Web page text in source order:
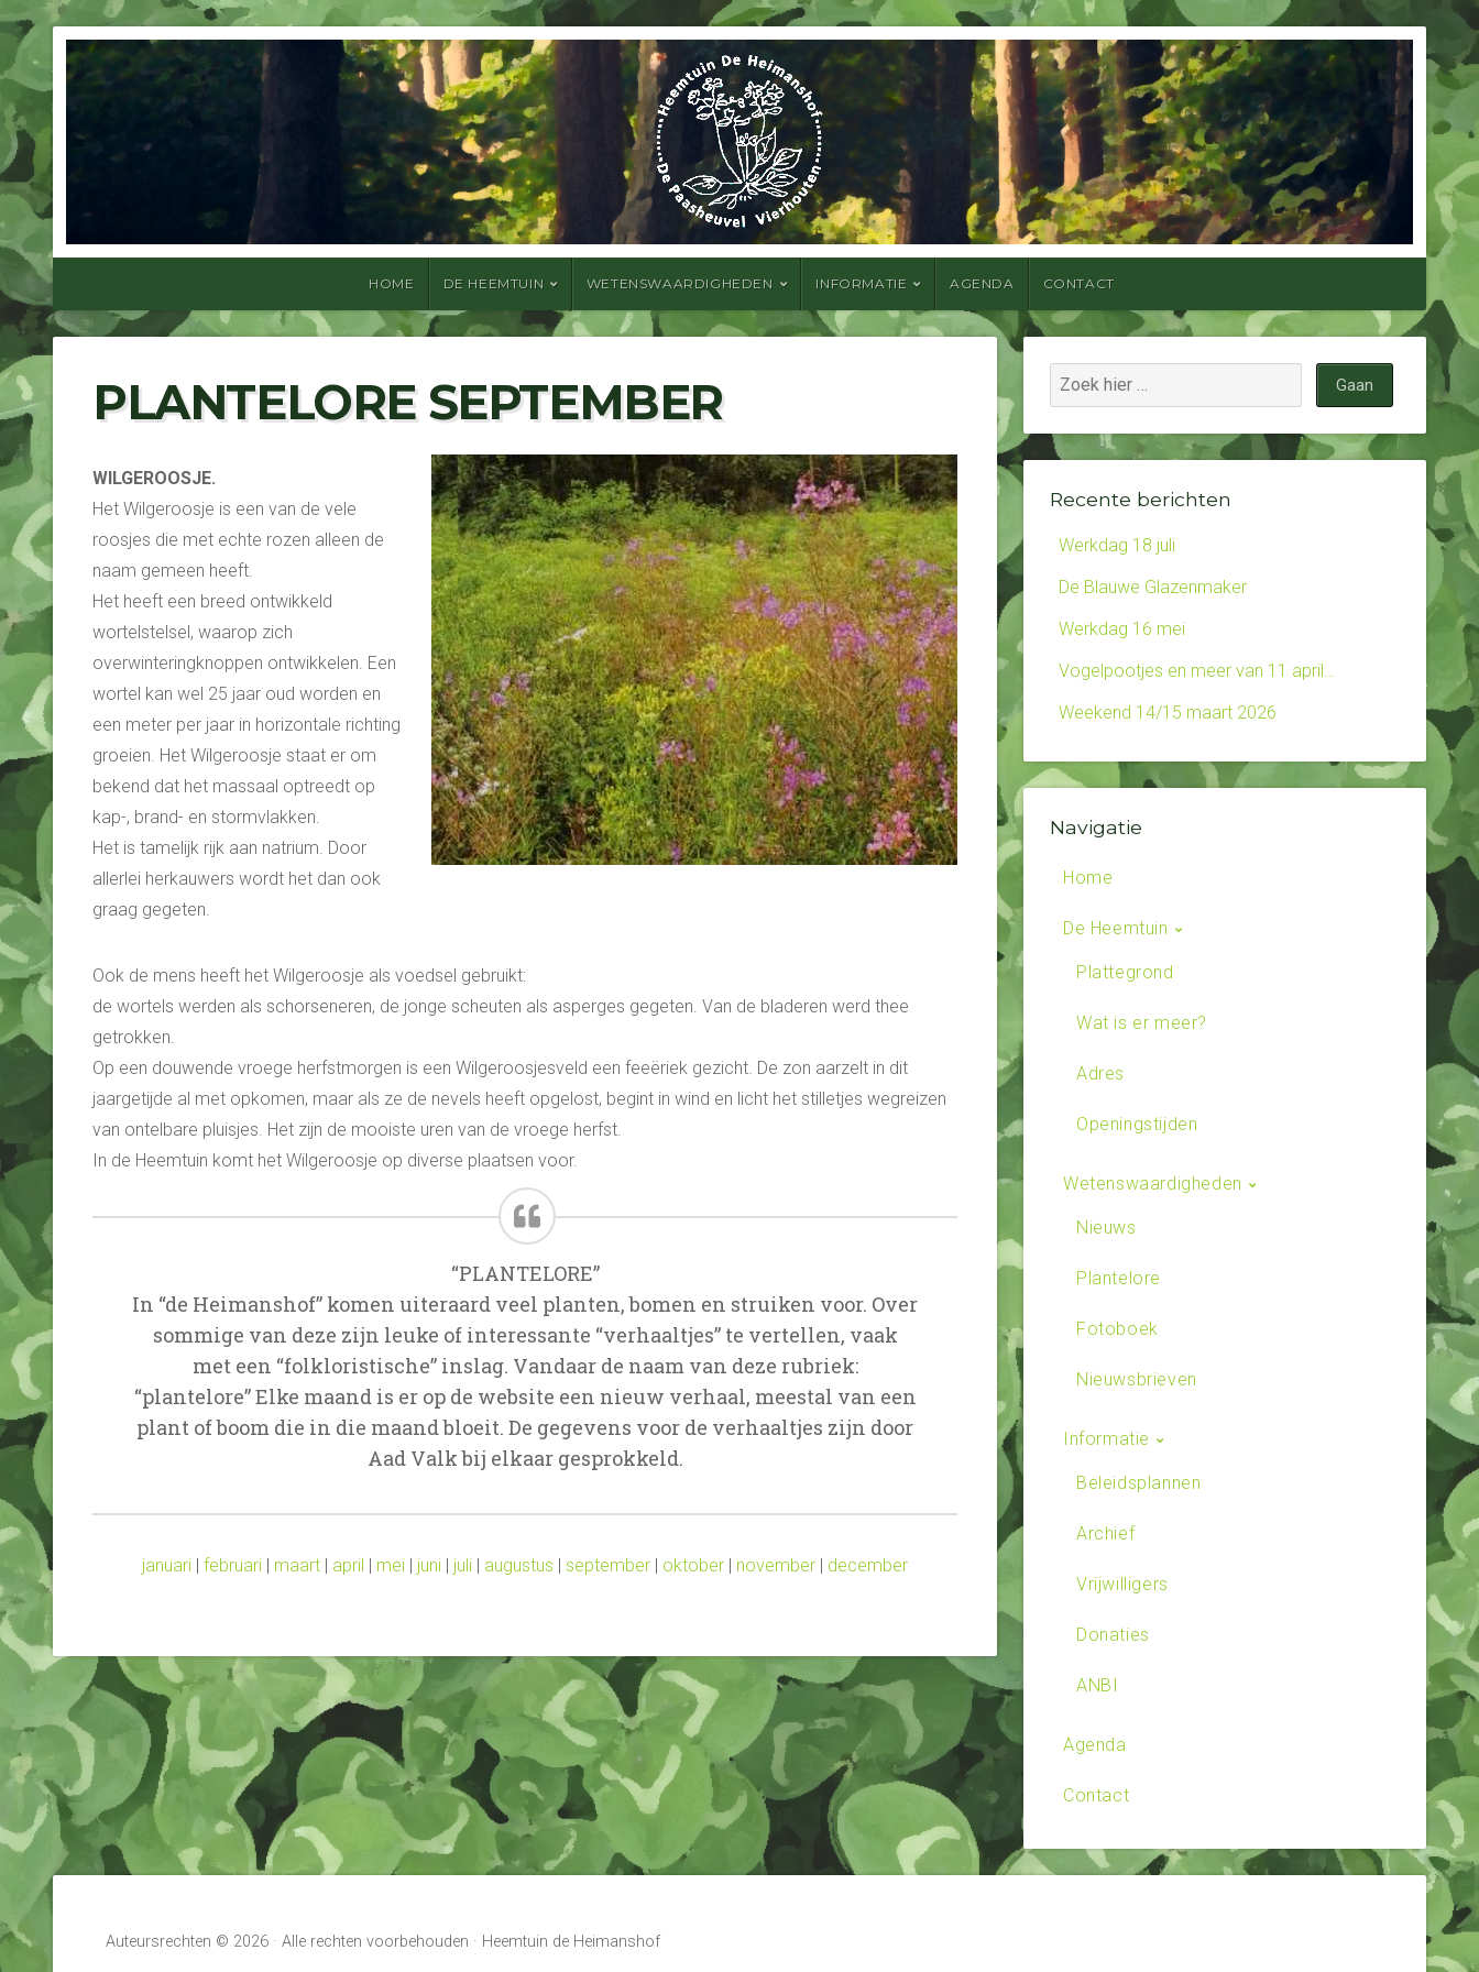
HOME DE HEEMTUIN WETENSWAARDIGHEDEN INFORMATIE AGENDA CONTACT
PLANTELORE SEPTEMBER
WILGEROOSJE.
Het Wilgeroosje is een van de vele
roosjes die met echte rozen alleen de
naam gemeen heeft.
Het heeft een breed ontwikkeld
wortelstelsel, waarop zich
overwinteringknoppen ontwikkelen. Een
wortel kan wel 25 jaar oud worden en
een meter per jaar in horizontale richting
groeien. Het Wilgeroosje staat er om
bekend dat het massaal optreedt op
kap-, brand- en stormvlakken.
Het is tamelijk rijk aan natrium. Door
allerlei herkauwers wordt het dan ook
graag gegeten.
Ook de mens heeft het Wilgeroosje als voedsel gebruikt:
de wortels werden als schorseneren, de jonge scheuten als asperges gegeten. Van de bladeren werd thee
getrokken.
Op een douwende vroege herfstmorgen is een Wilgeroosjesveld een feeëriek gezicht. De zon aarzelt in dit
jaargetijde al met opkomen, maar als ze de nevels heeft opgelost, begint in wind en licht het stilletjes wegreizen
van ontelbare pluisjes. Het zijn de mooiste uren van de vroege herfst.
In de Heemtuin komt het Wilgeroosje op diverse plaatsen voor.
“PLANTELORE”
In “de Heimanshof” komen uiteraard veel planten, bomen en struiken voor. Over
sommige van deze zijn leuke of interessante “verhaaltjes” te vertellen, vaak
met een “folkloristische” inslag. Vandaar de naam van deze rubriek:
“plantelore” Elke maand is er op de website een nieuw verhaal, meestal van een
plant of boom die in die maand bloeit. De gegevens voor de verhaaltjes zijn door
Aad Valk bij elkaar gesprokkeld.
januari | februari | maart | april | mei | juni | juli | augustus | september | oktober | november | december
Recente berichten
Werkdag 18 juli
De Blauwe Glazenmaker
Werkdag 16 mei
Vogelpootjes en meer van 11 april…
Weekend 14/15 maart 2026
Navigatie
Home
De Heemtuin
Plattegrond
Wat is er meer?
Adres
Openingstijden
Wetenswaardigheden
Nieuws
Plantelore
Fotoboek
Nieuwsbrieven
Informatie
Beleidsplannen
Archief
Vrijwilligers
Donaties
ANBI
Agenda
Contact
Auteursrechten © 2026 · Alle rechten voorbehouden · Heemtuin de Heimanshof